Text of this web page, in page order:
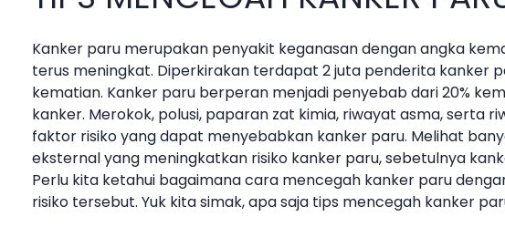
Kanker paru merupakan penyakit keganasan dengan angka
terus meningkat. Diperkirakan terdapat 2 juta penderita kanker
kematian. Kanker paru berperan menjadi penyebab dari 20%
kanker. Merokok, polusi, paparan zat kimia, riwayat asma, serta
faktor risiko yang dapat menyebabkan kanker paru. Melihat
eksternal yang meningkatkan risiko kanker paru, sebetulnya
Perlu kita ketahui bagaimana cara mencegah kanker paru
risiko tersebut. Yuk kita simak, apa saja tips mencegah kanker